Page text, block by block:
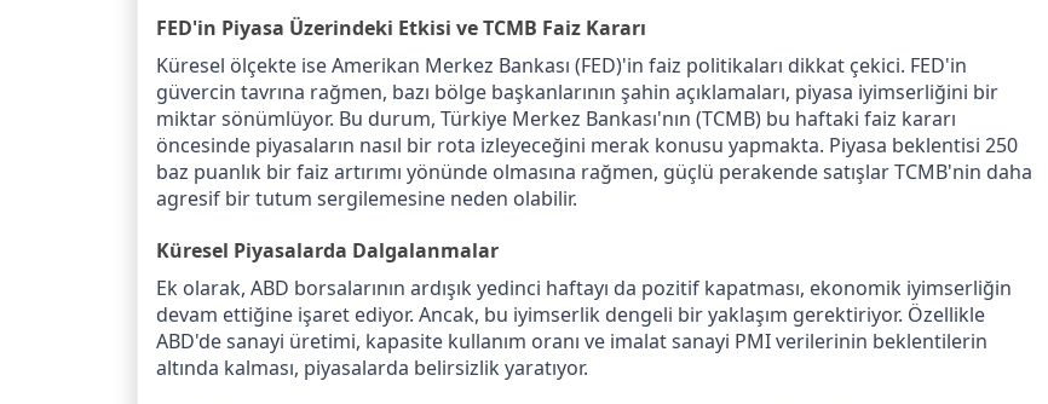
FED'in Piyasa Üzerindeki Etkisi ve TCMB Faiz Kararı
Küresel ölçekte ise Amerikan Merkez Bankası (FED)'in faiz politikaları dikkat çekici. FED'in
güvercin tavrına rağmen, bazı bölge başkanlarının şahin açıklamaları, piyasa iyimserliğini bir
miktar sönümlüyor. Bu durum, Türkiye Merkez Bankası'nın (TCMB) bu haftaki faiz kararı
öncesinde piyasaların nasıl bir rota izleyeceğini merak konusu yapmakta. Piyasa beklentisi 250
baz puanlık bir faiz artırımı yönünde olmasına rağmen, güçlü perakende satışlar TCMB'nin daha
agresif bir tutum sergilemesine neden olabilir.
Küresel Piyasalarda Dalgalanmalar
Ek olarak, ABD borsalarının ardışık yedinci haftayı da pozitif kapatması, ekonomik iyimserliğin
devam ettiğine işaret ediyor. Ancak, bu iyimserlik dengeli bir yaklaşım gerektiriyor. Özellikle
ABD'de sanayi üretimi, kapasite kullanım oranı ve imalat sanayi PMI verilerinin beklentilerin
altında kalması, piyasalarda belirsizlik yaratıyor.